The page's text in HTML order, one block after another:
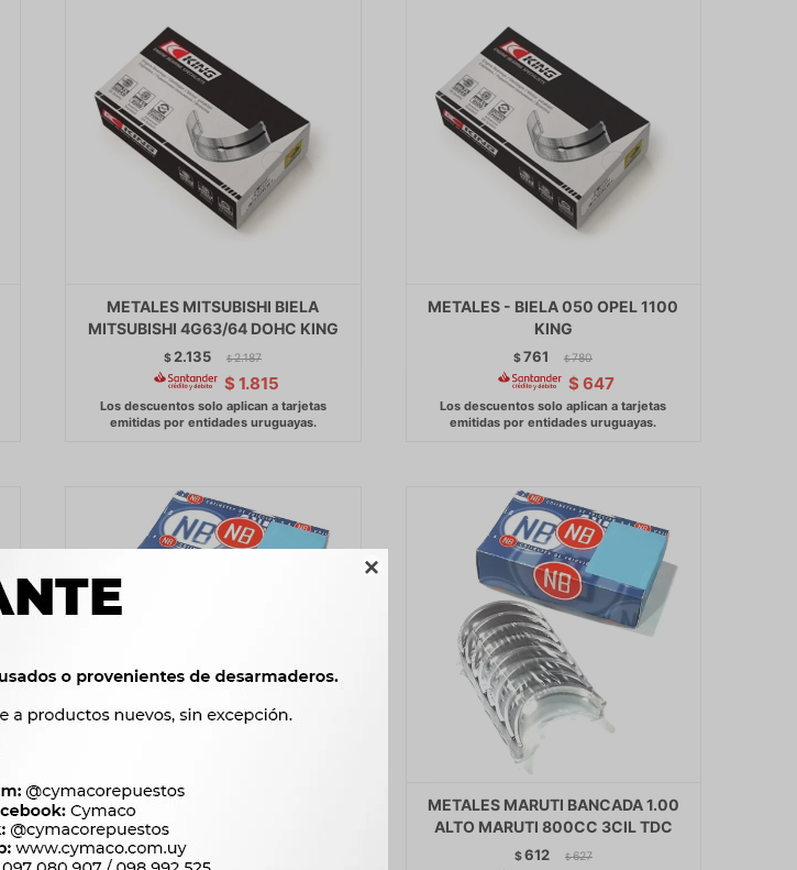

METALES MITSUBISHI BIELA
MITSUBISHI 4G63/64 DOHC KING
$ 2.135 $ 2.187
$ 1.815
METALES - BIELA 050 OPEL 1100
KING
$761 $ 780
$ 647
METALES CHERY BANCADA STD
TIGGO 2.0 TDC
$888
METALES MARUTI BANCADA 1.00
ALTO MARUTI 800CC 3CIL TDC
$612 $ 627